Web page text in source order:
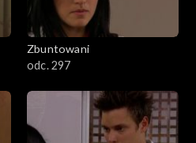
Zbuntowani
odc. 297